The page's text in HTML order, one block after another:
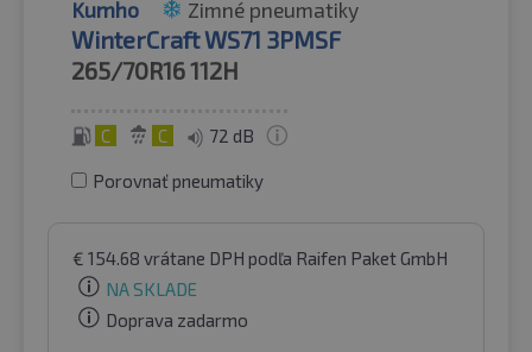
Kumho Zimné pneumatiky
WinterCraft WS71 3PMSF
265/70R16112H
C C 72 dB
Porovnať pneumatiky
€ 154.68 vrátane DPH podľa Raifen Paket GmbH
NA SKLADE
Doprava zadarmo